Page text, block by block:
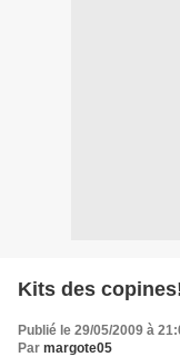
Kits des
Publié le 29/05/2009 à
Par margote05